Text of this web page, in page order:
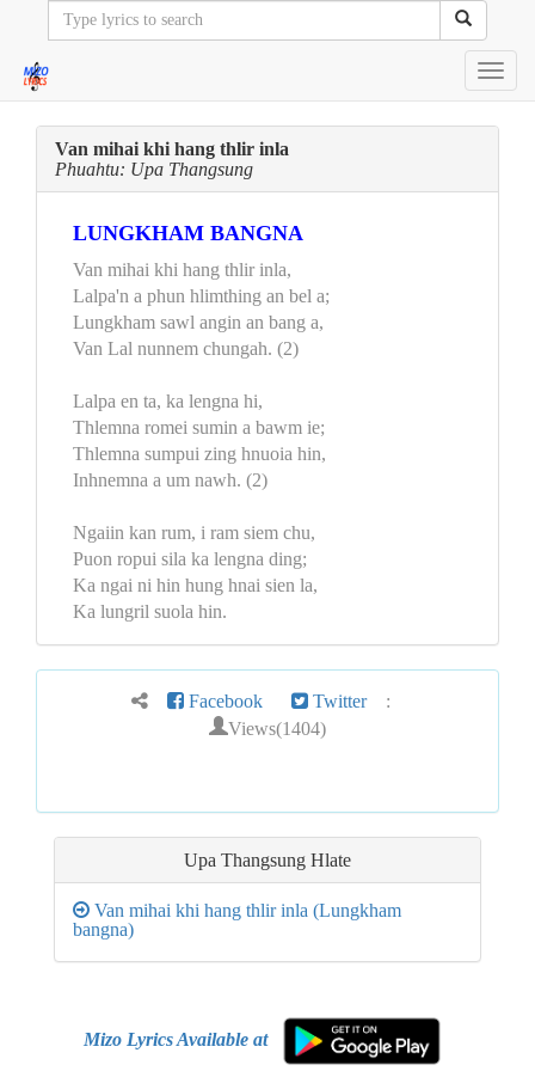
Van mihai khi hang thlir inla
Phuahtu: Upa Thangsung
LUNGKHAM BANGNA
Van mihai khi hang thlir inla,
Lalpa'n a phun hlimthing an bel a;
Lungkham sawl angin an bang a,
Van Lal nunnem chungah. (2)
Lalpa en ta, ka lengna hi,
Thlemna romei sumin a bawm ie;
Thlemna sumpui zing hnuoia hin,
Inhnemna a um nawh. (2)
Ngaiin kan rum, i ram siem chu,
Puon ropui sila ka lengna ding;
Ka ngai ni hin hung hnai sien la,
Ka lungril suola hin.
Facebook Twitter :
Views(1404)
Upa Thangsung Hlate
Van mihai khi hang thlir inla (Lungkham
bangna)
Mizo Lyrics Available at